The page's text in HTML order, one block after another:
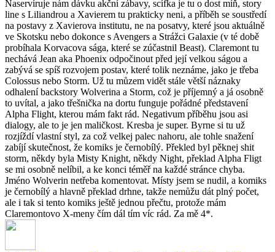
Naservíruje nám dávku akční zábavy, scífka je tu o dost míň, story
line s Liliandrou a Xavierem tu prakticky neni, a příběh se soustředí
na postavy z Xavierova institutu, ne na posatvy, které jsou aktuálně
ve Skotsku nebo dokonce s Avengers a Strážci Galaxie (v té době
probíhala Korvacova sága, které se zúčastnil Beast). Claremont tu
nechává Jean aka Phoenix odpočinout před její velkou ságou a
zabývá se spíš rozvojem postav, které tolik neznáme, jako je třeba
Colossus nebo Storm. Už tu můzem vidět stále větší náznaky
odhalení backstory Wolverina a Storm, což je příjemný a já osobně
to uvítal, a jako třešnička na dortu funguje pořádné představení
Alpha Flight, kterou mám fakt rád. Negativum příběhu jsou asi
dialogy, ale to je jen maličkost. Kresba je super. Byrne si tu už
rozjíždí vlastní styl, za což velkej palec nahoru, ale tohle snažení
zabíjí skutečnost, že komiks je černobílý. Překled byl pěknej shit
storm, někdy byla Misty Knight, někdy Night, překlad Alpha Fligt
se mi osobně nelíbil, a ke konci téměř na každé stránce chyba.
Jméno Wolverin netřeba komentovat. Místy jsem se nudil, a komiks
je černobílý a hlavně překlad drhne, takže nemůžu dát plný počet,
ale i tak si tento komiks ještě jednou přečtu, protože mám
Claremontovo X-meny čím dál tím víc rád. Za mě 4*.